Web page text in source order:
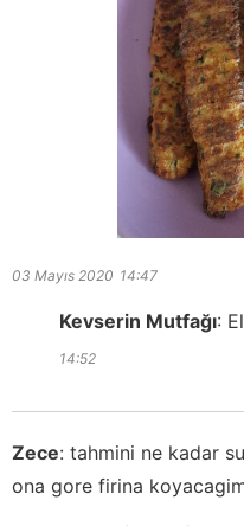
03 Mayıs 2020 14:47
Kevserin Mutfağı:
14:52
Zece: tahmini ne kadar
ona gore firina